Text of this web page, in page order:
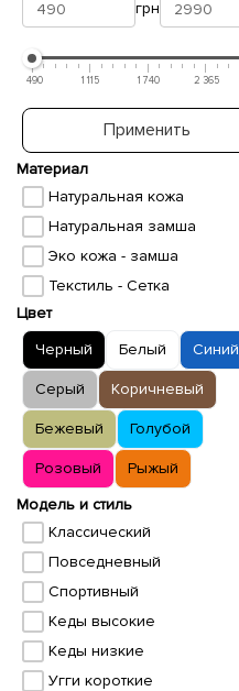
грн
490 1 115 1 740 2 365
Применить
Материал
Натуральная кожа
Натуральная замша
Эко кожа - замша
Текстиль - Сетка
Цвет
Черный
Белый Синий
Серый Коричневый
Бежевый Голубой
Розовый
Рыжый
Модель и стиль
Классический
Повседневный
Спортивный
Кеды высокие
Кеды низкие
Угги короткие